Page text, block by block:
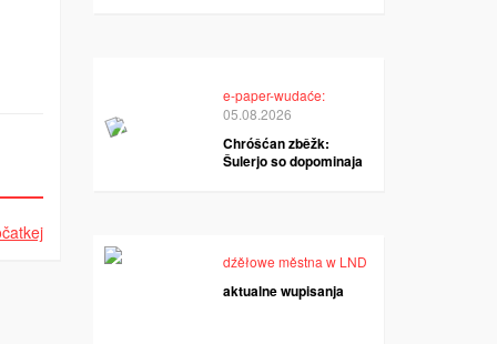
e-paper-wudaće:
05.08.2026
Chróšćan zběžk:
Šulerjo so dopominaja
dźěłowe městna w LND
aktualne wupisanja